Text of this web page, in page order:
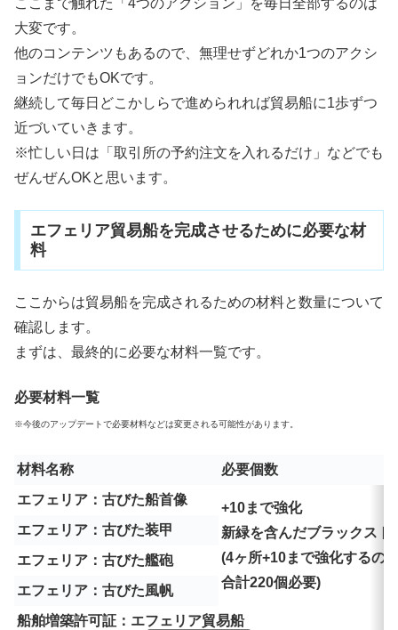
大変です。
他のコンテンツもあるので、無理せずどれか1つのアクシ
ョンだけでもOKです。
継続して毎日どこかしらで進められれば貿易船に1歩ずつ
近づいていきます。
※忙しい日は「取引所の予約注文を入れるだけ」などでも
ぜんぜんOKと思います。
エフェリア貿易船を完成させるために必要な材
料
ここからは貿易船を完成されるための材料と数量について
確認します。
まずは、最終的に必要な材料一覧です。
必要材料一覧
※今後のアップデートで必要材料などは変更される可能性があります。
材料名称
必要個数
エフェリア：古びた船首像
+10まで強化
新緑を含んだブラックスト
(4ヶ所+10まで強化するの
合計220個必要)
エフェリア：古びた装甲
エフェリア：古びた艦砲
エフェリア：古びた風帆
船舶増築許可証：エフェリア貿易船